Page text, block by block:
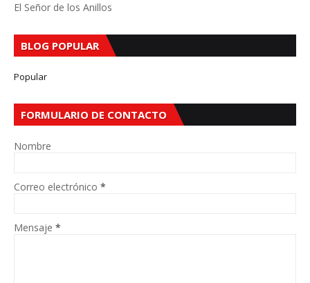
El Señor de los Anillos
BLOG POPULAR
Popular
FORMULARIO DE CONTACTO
Nombre
Correo electrónico *
Mensaje *